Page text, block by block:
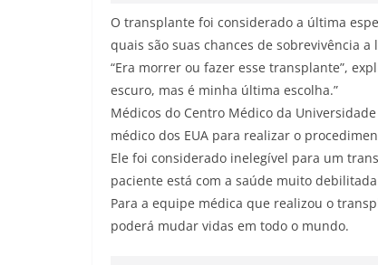
O transplante foi considerado a última
quais são suas chances de sobrevivência a
“Era morrer ou fazer esse transplante”,
escuro, mas é minha última escolha.”
Médicos do Centro Médico da
médico dos EUA para realizar o
Ele foi considerado inelegível para um
paciente está com a saúde muito
Para a equipe médica que realizou o
poderá mudar vidas em todo o mundo.